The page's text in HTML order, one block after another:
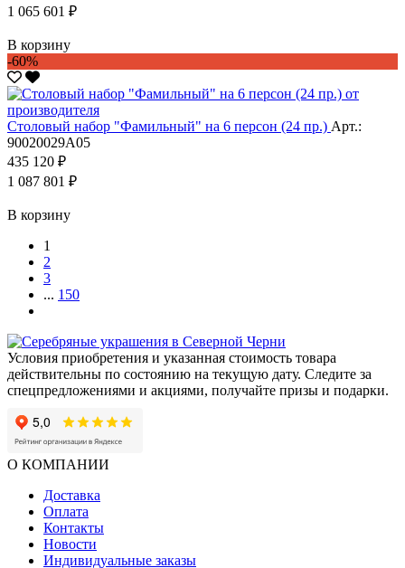
1 065 601 ₽
В корзину
-60%
Столовый набор "Фамильный" на 6 персон (24 пр.) Арт.:
90020029А05
435 120 ₽
1 087 801 ₽
В корзину
1
2
3
... 150
Условия приобретения и указанная стоимость товара
действительны по состоянию на текущую дату. Следите за
спецпредложениями и акциями, получайте призы и подарки.
О КОМПАНИИ
Доставка
Оплата
Контакты
Новости
Индивидуальные заказы